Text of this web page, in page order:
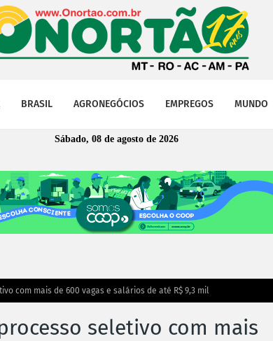
BRASIL AGRONEGÓCIOS EMPREGOS MUNDO
Sábado, 08 de agosto de 2026
com mais de 600 vagas e salários de até R$ 9,3 mil
seletivo com mais